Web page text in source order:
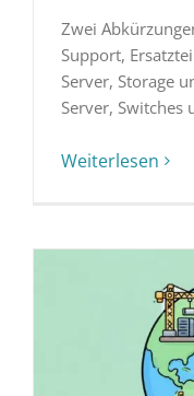
Zwei
Support,
Server, Storage
Server, Switches
Weiterlesen